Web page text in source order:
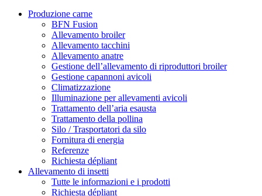
Produzione carne
BFN Fusion
Allevamento broiler
Allevamento tacchini
Allevamento anatre
Gestione dell’allevamento di riproduttori broiler
Gestione capannoni avicoli
Climatizzazione
Illuminazione per allevamenti avicoli
Trattamento dell’aria esausta
Trattamento della pollina
Silo / Trasportatori da silo
Fornitura di energia
Referenze
Richiesta dépliant
Allevamento di insetti
Tutte le informazioni e i prodotti
Richiesta dépliant